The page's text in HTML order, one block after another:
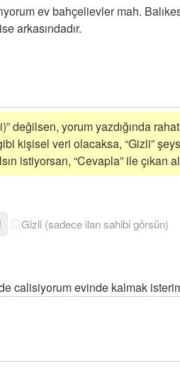
ev bahçelievler mah.
arkasındadır.
değilsen, yorum yazdığında
kişisel veri olacaksa, “Gizli”
istiyorsan, “Cevapla” ile çıkan
Gizli (sadece ilan sahibi görsün)
calisiyorum evinde kalmak